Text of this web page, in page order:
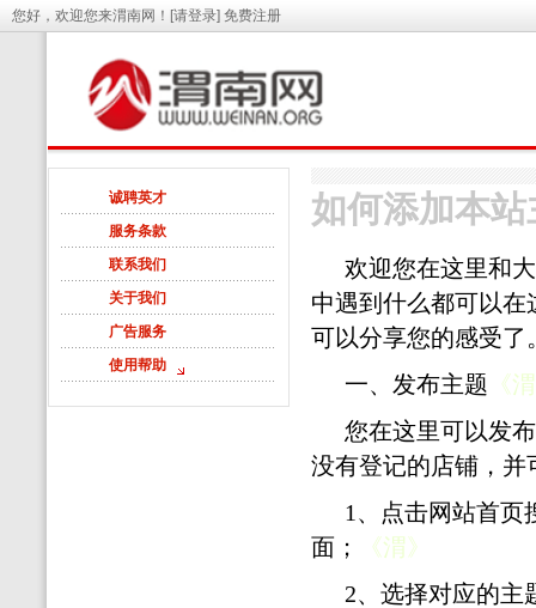
您好，欢迎您来渭南网！ [请登录] 免费注册
诚聘英才
服务条款
联系我们
关于我们
广告服务
使用帮助
如何添加本站
欢迎您在这里和
中遇到什么都可以
可以分享您的感受了
一、发布主题 《
您在这里可以发
没有登记的店铺，并
1、点击网站首页
面；
《渭》
2、选择对应的主